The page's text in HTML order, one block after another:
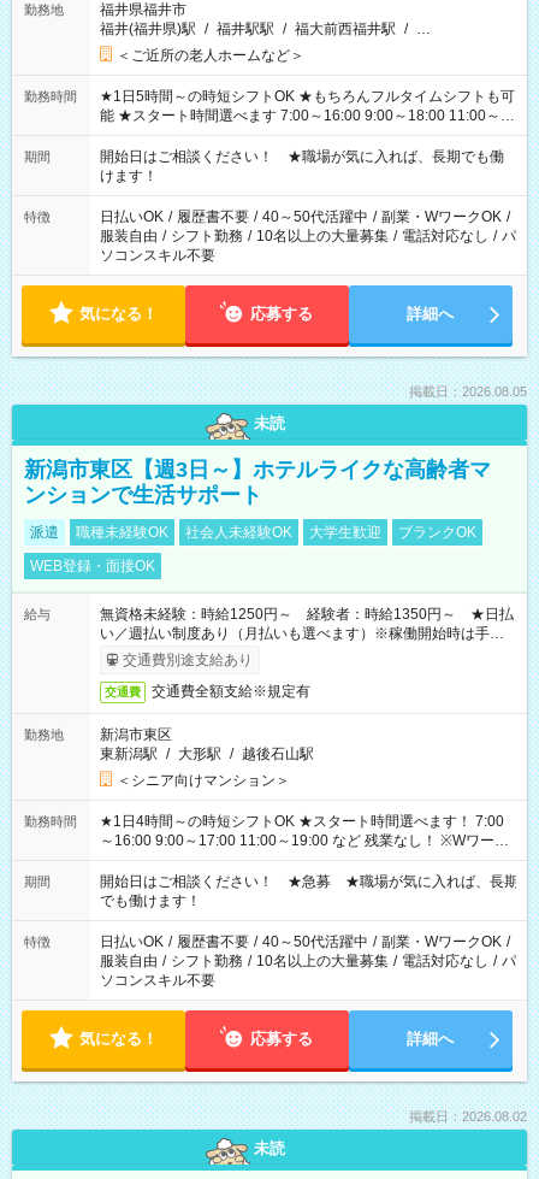
勤務地
福井県福井市
福井(福井県)駅 / 福井駅駅 / 福大前西福井駅 / …
＜ご近所の老人ホームなど＞
勤務時間
★1日5時間～の時短シフトOK ★もちろんフルタイムシフトも可
能 ★スタート時間選べます 7:00～16:00 9:00～18:00 11:00～
20:00 など 残業なし！ ※Wワークの場合、他のお仕事と合わせ
週40時間超の就業はご案内できません ※法令に基づき、週20時
間以上勤務は社会保険への加入対象となります ※労働者派遣法
（日雇い派遣の原則禁止）により、短時間・短期間の就業はご
案内が難しい場合があります
期間
開始日はご相談ください！ ★職場が気に入れば、長期でも働
けます！
特徴 日払いOK / 履歴書不要 / 40～50代活躍中 / 副業・WワークOK /
服装自由 / シフト勤務 / 10名以上の大量募集 / 電話対応なし / パ
ソコンスキル不要
気になる！ 応募する 詳細へ
掲載日：2026.08.05
未読
新潟市東区【週3日～】ホテルライクな高齢者マ
ンションで生活サポート
派遣 職種未経験OK 社会人未経験OK 大学生歓迎
ブランクOK
WEB登録・面接OK
給与
無資格未経験：時給1250円～ 経験者：時給1350円～ ★日払
い／週払い制度あり（月払いも選べます）※稼働開始時は手続き
完了次第のお支払いとなります。
交通費別途支給あり
交通費 交通費全額支給※規定有
勤務地
新潟市東区
東新潟駅 / 大形駅 / 越後石山駅
＜シニア向けマンション＞
勤務時間
★1日4時間～の時短シフトOK ★スタート時間選べます！ 7:00
～16:00 9:00～17:00 11:00～19:00 など 残業なし！ ※Wワーク
の場合、他のお仕事と合わせ週40時間超の就業はご案内できま
せん ※法令に基づき、週20時間以上勤務は社会保険への加入対
象となります ※労働者派遣法（日雇い派遣の原則禁止）によ
り、短時間・短期間の就業はご案内が難しい場合があります
期間
開始日はご相談ください！ ★急募 ★職場が気に入れば、長期
でも働けます！
特徴 日払いOK / 履歴書不要 / 40～50代活躍中 / 副業・WワークOK /
服装自由 / シフト勤務 / 10名以上の大量募集 / 電話対応なし / パ
ソコンスキル不要
気になる！ 応募する 詳細へ
掲載日：2026.08.02
未読